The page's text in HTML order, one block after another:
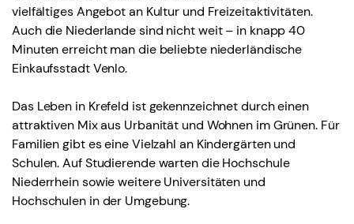
vielfältiges Angebot an Kultur und Freizeitaktivitäten.
Auch die Niederlande sind nicht weit – in knapp 40
Minuten erreicht man die beliebte niederländische
Einkaufsstadt Venlo.
Das Leben in Krefeld ist gekennzeichnet durch einen
attraktiven Mix aus Urbanität und Wohnen im Grünen. Für
Familien gibt es eine Vielzahl an Kindergärten und
Schulen. Auf Studierende warten die Hochschule
Niederrhein sowie weitere Universitäten und
Hochschulen in der Umgebung.